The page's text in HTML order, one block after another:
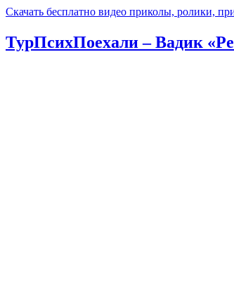
Скачать бесплатно видео приколы, ролики,
ТурПсихПоехали – Вадик